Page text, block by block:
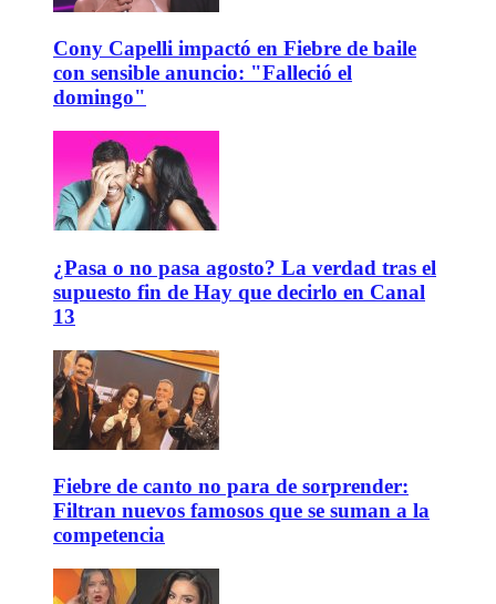
Cony Capelli impactó en Fiebre de baile
con sensible anuncio: "Falleció el
domingo"
¿Pasa o no pasa agosto? La verdad tras el
supuesto fin de Hay que decirlo en Canal
13
Fiebre de canto no para de sorprender:
Filtran nuevos famosos que se suman a la
competencia